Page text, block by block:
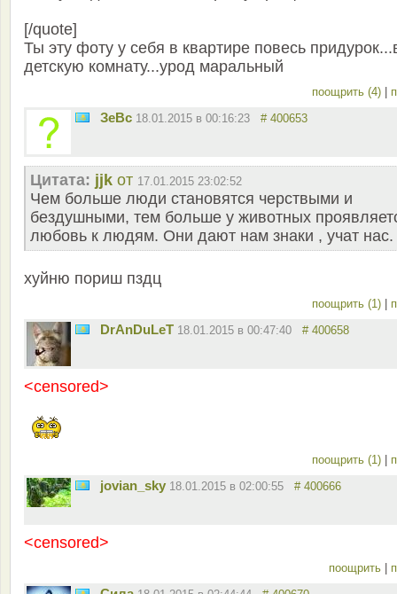
[/quote]
Ты эту фоту у себя в квартире повесь
детскую комнату...урод маральный
поощрить (4)
ЗеВс 18.01.2015 в 00:16:23 # 400653
Цитата: jjk от 17.01.2015 23:02:52
Чем больше люди становятся черствыми и
бездушными, тем больше у животных
любовь к людям. Они дают нам знаки , учат нас.
хуйню пориш пздц
поощрить (1)
DrAnDuLeT 18.01.2015 в 00:47:40 # 400658
<censored>
поощрить (1)
jovian_sky 18.01.2015 в 02:00:55 # 400666
<censored>
поощрить